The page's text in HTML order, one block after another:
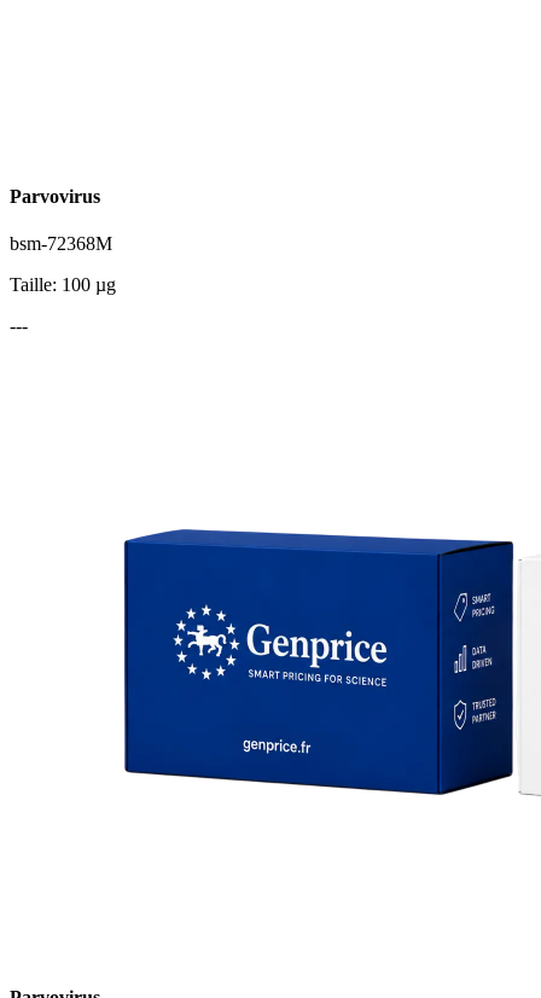
Parvovirus
bsm-72368M
Taille: 100 µg
---